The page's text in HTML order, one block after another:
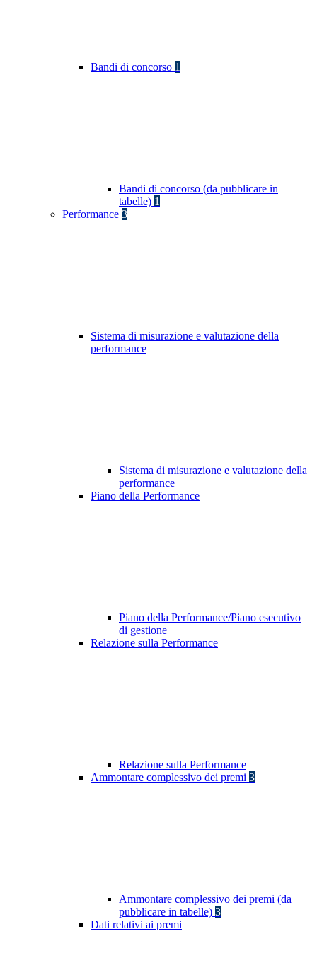
Bandi di concorso 1
Bandi di concorso (da pubblicare in
tabelle) 1
Performance 3
Sistema di misurazione e valutazione della
performance
Sistema di misurazione e valutazione della
performance
Piano della Performance
Piano della Performance/Piano esecutivo
di gestione
Relazione sulla Performance
Relazione sulla Performance
Ammontare complessivo dei premi 3
Ammontare complessivo dei premi (da
pubblicare in tabelle) 3
Dati relativi ai premi